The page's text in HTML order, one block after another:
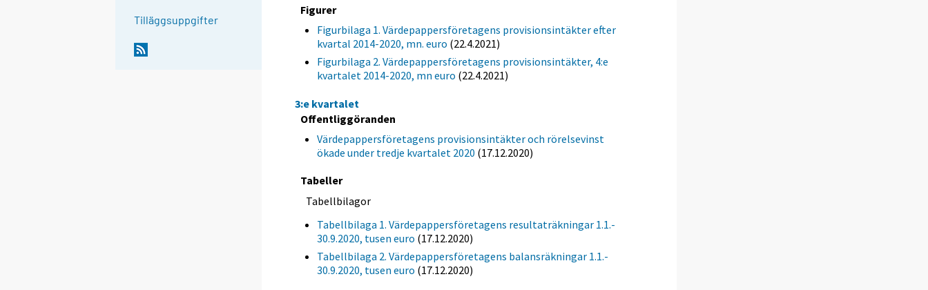
Tilläggsuppgifter
Figurer
Figurbilaga 1. Värdepappersföretagens provisionsintäkter efter
kvartal 2014-2020, mn. euro (22.4.2021)
Figurbilaga 2. Värdepappersföretagens provisionsintäkter, 4:e
kvartalet 2014-2020, mn euro (22.4.2021)
3:e kvartalet
Offentliggöranden
Värdepappersföretagens provisionsintäkter och rörelsevinst
ökade under tredje kvartalet 2020 (17.12.2020)
Tabeller
Tabellbilagor
Tabellbilaga 1. Värdepappersföretagens resultaträkningar 1.1.-
30.9.2020, tusen euro (17.12.2020)
Tabellbilaga 2. Värdepappersföretagens balansräkningar 1.1.-
30.9.2020, tusen euro (17.12.2020)